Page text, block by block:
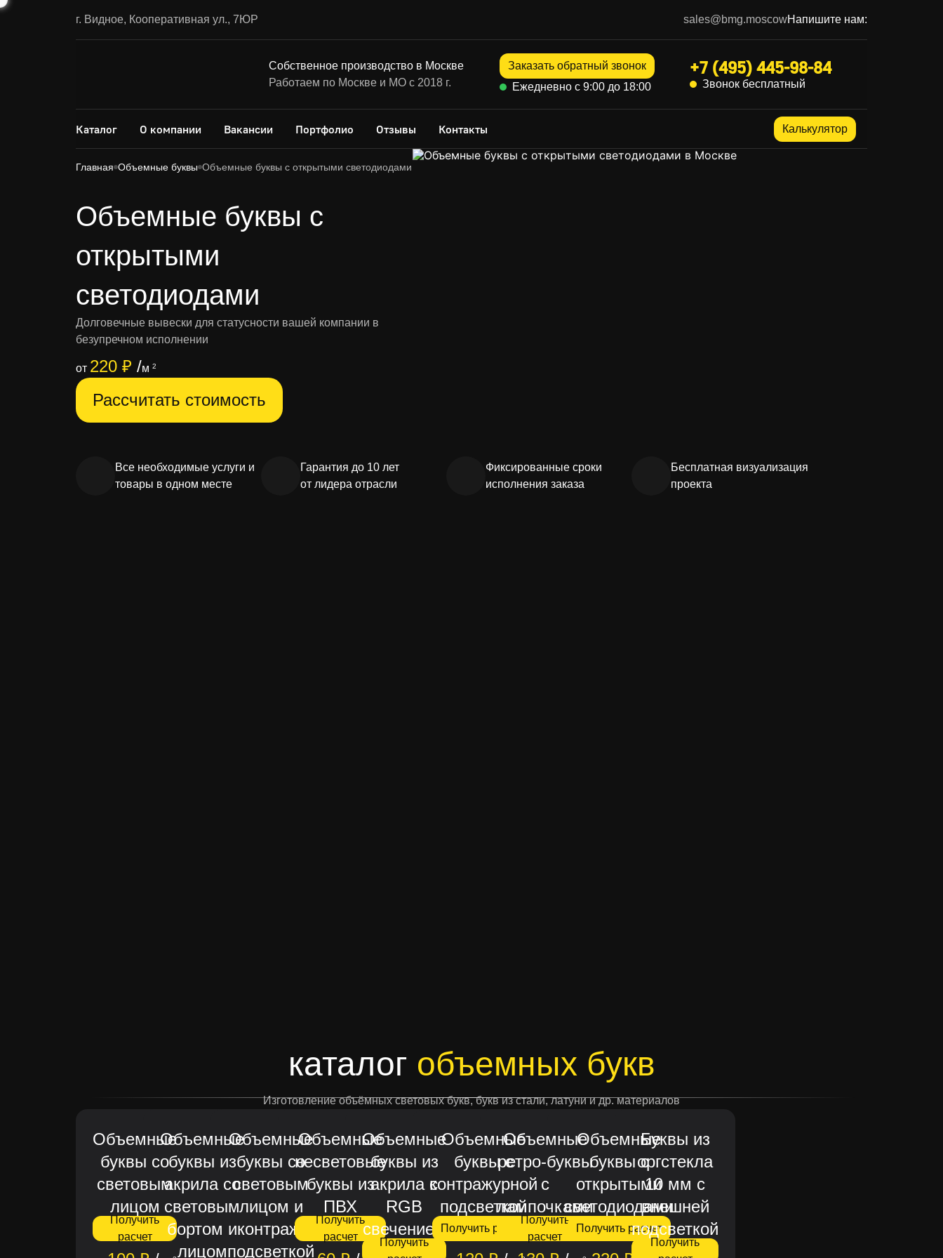
г. Видное, Кооперативная ул., 7ЮР sales@bmg.moscowНапишите нам:
Собственное производство в Москве
Работаем по Москве и МО с 2018 г.
Заказать обратный звонок
Ежедневно с 9:00 до 18:00
+7 (495) 445-98-84
Звонок бесплатный
Каталог О компании Вакансии Портфолио Отзывы Контакты Калькулятор
Главная Объемные буквы Объемные буквы с открытыми светодиодами
Объемные буквы с
открытыми
светодиодами
Долговечные вывески для статусности вашей компании в
безупречном исполнении
от 220 ₽ /м 2
Рассчитать стоимость
Все необходимые услуги и
товары в одном месте
Гарантия до 10 лет
от лидера отрасли
Фиксированные сроки
исполнения заказа
Бесплатная визуализация
проекта
каталог объемных букв
Изготовление объёмных световых букв, букв из стали, латуни и др. материалов
Объемные
буквы со
световым
лицом
Получить
расчет
Объемные
буквы из
акрила со
световым
бортом и
лицом
Объемные
буквы со
световым
лицом и
контраж.
подсветкой
Объемные
несветовые
буквы из
ПВХ
Получить
расчет
Объемные
буквы из
акрила с
RGB
свечением
Получить
Объемные
буквы с
контражурной
подсветкой
Получить расчет
Объемные
ретро-буквы
с
лампочками
Получить
расчет
Объемные
буквы с
открытыми
светодиодами
Получить расчет
Буквы из
оргстекла
10 мм с
внешней
подсветкой
Получить